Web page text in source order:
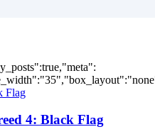
4: Black Flag